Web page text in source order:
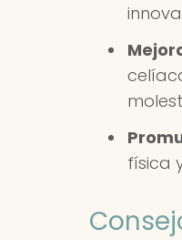
física